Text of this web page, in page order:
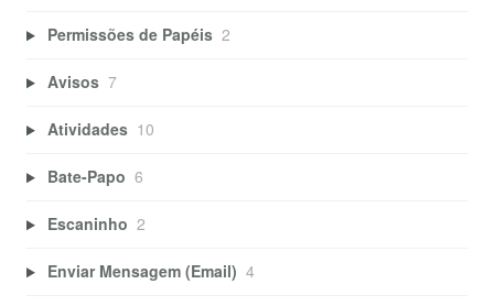
Permissões de Papéis 2
Avisos 7
Atividades 10
Bate-Papo 6
Escaninho 2
Enviar Mensagem (Email) 4